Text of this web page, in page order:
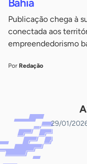
Bahia
Publicação chega à
conectada aos
empreendedorismo
Por Redação
29/01/